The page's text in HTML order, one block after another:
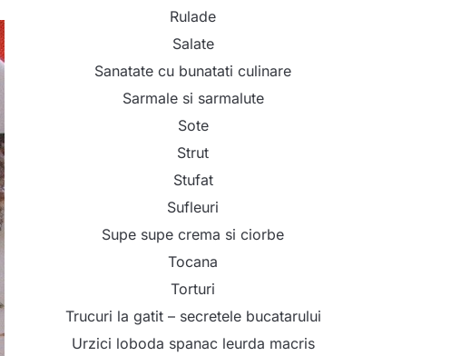
Rulade
Salate
Sanatate cu bunatati culinare
Sarmale si sarmalute
Sote
Strut
Stufat
Sufleuri
Supe supe crema si ciorbe
Tocana
Torturi
Trucuri la gatit – secretele bucatarului
Urzici loboda spanac leurda macris